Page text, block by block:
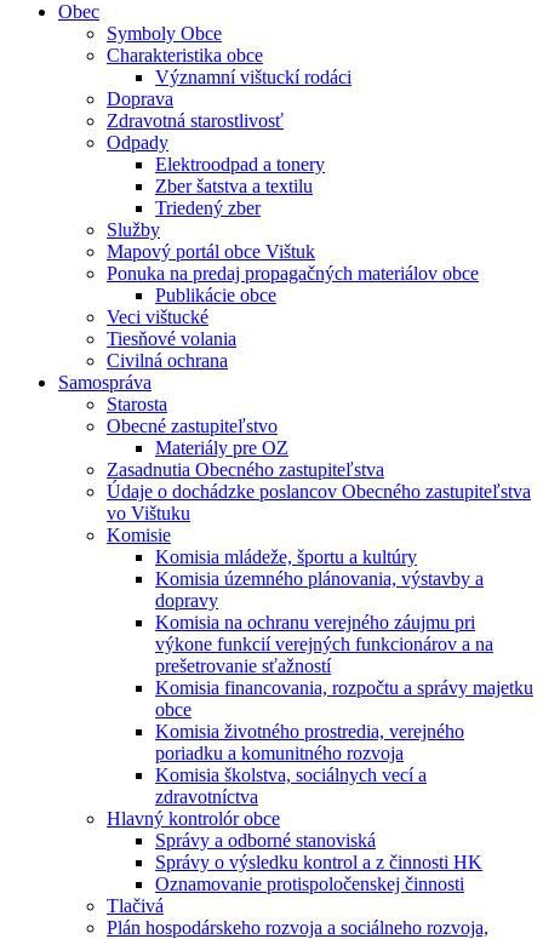
Obec
Symboly Obce
Charakteristika obce
Významní vištuckí rodáci
Doprava
Zdravotná starostlivosť
Odpady
Elektroodpad a tonery
Zber šatstva a textilu
Triedený zber
Služby
Mapový portál obce Vištuk
Ponuka na predaj propagačných materiálov obce
Publikácie obce
Veci vištucké
Tiesňové volania
Civilná ochrana
Samospráva
Starosta
Obecné zastupiteľstvo
Materiály pre OZ
Zasadnutia Obecného zastupiteľstva
Údaje o dochádzke poslancov Obecného zastupiteľstva
vo Vištuku
Komisie
Komisia mládeže, športu a kultúry
Komisia územného plánovania, výstavby a
dopravy
Komisia na ochranu verejného záujmu pri
výkone funkcií verejných funkcionárov a na
prešetrovanie sťažností
Komisia financovania, rozpočtu a správy majetku
obce
Komisia životného prostredia, verejného
poriadku a komunitného rozvoja
Komisia školstva, sociálnych vecí a
zdravotníctva
Hlavný kontrolór obce
Správy a odborné stanoviská
Správy o výsledku kontrol a z činnosti HK
Oznamovanie protispoločenskej činnosti
Tlačivá
Plán hospodárskeho rozvoja a sociálneho rozvoja,